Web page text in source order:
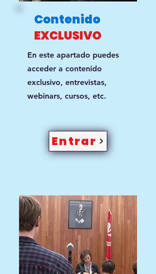
Contenido
EXCLUSIVO
En este apartado puedes
acceder a contenido
exclusivo, entrevistas,
webinars, cursos, etc.
Entrar